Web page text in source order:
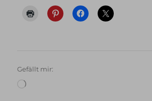
Gefällt mir:
Wird
geladen …